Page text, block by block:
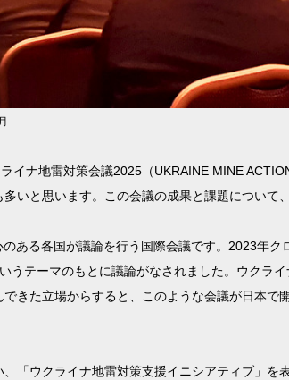
イナ地雷対策会議2025（UKRAINE MINE
いと思います。この会議の成果と課題について
ある各国が議論を行う国際会議です。2023年
うテーマのもとに議論がなされました。ウクラ
きた立場からすると、このような会議が日本
「ウクライナ地雷対策支援イニシアティブ」